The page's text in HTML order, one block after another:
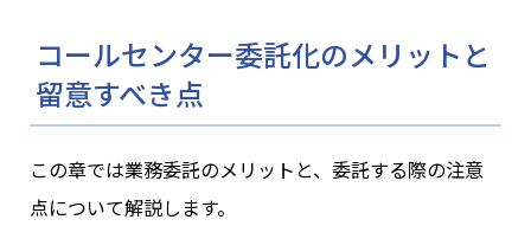
コールセンター委託化のメリットと
留意すべき点
この章では業務委託のメリットと、委託する際の注意
点について解説します。